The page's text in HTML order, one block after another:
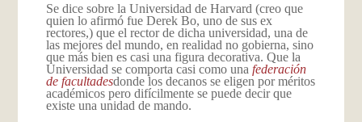
Se dice sobre la Universidad de Harvard (creo que
quien lo afirmó fue Derek Bo, uno de sus ex
rectores,) que el rector de dicha universidad, una de
las mejores del mundo, en realidad no gobierna, sino
que más bien es casi una figura decorativa. Que la
Universidad se comporta casi como una federación
de facultadesdonde los decanos se eligen por méritos
académicos pero difícilmente se puede decir que
existe una unidad de mando.